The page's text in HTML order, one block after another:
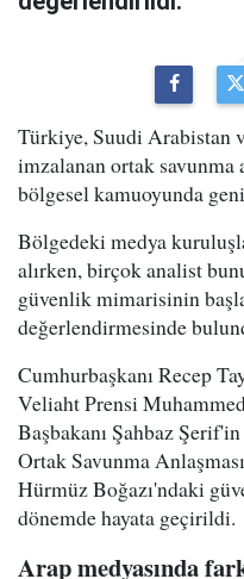
Türkiye, Suudi Arabistan
imzalanan ortak savunma
bölgesel kamuoyunda
Bölgedeki medya
alırken, birçok analist
güvenlik mimarisinin
değerlendirmesinde
Cumhurbaşkanı Recep
Veliaht Prensi
Başbakanı Şahbaz
Ortak Savunma
Hürmüz Boğazı'ndaki
dönemde hayata geçirildi.
Arap medyasında